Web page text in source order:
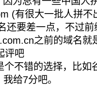
(有很大一批人拼不
要差一点，不过前
之前的域名就
评吧
不错的选择，比如
给7分吧。